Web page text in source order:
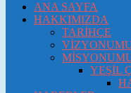
ANA SAYFA
HAKKIMIZDA
TARİHÇE
YEŞİL